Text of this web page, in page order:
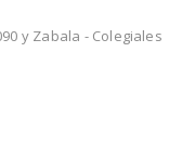
y Zabala - Colegiales